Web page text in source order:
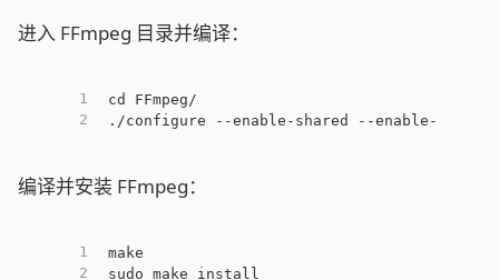
进入 FFmpeg 目录并编译：
1
2
cd FFmpeg/
./configure --enable-shared --enable-
编译并安装 FFmpeg：
1
2
make
sudo make install